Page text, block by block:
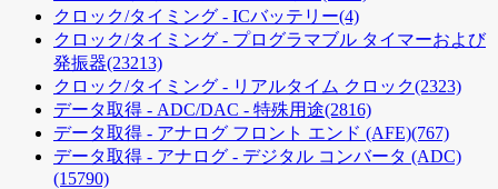
クロック/タイミング - ICバッテリー(4)
クロック/タイミング - プログラマブル タイマーおよび
発振器(23213)
クロック/タイミング - リアルタイム クロック(2323)
データ取得 - ADC/DAC - 特殊用途(2816)
データ取得 - アナログ フロント エンド (AFE)(767)
データ取得 - アナログ - デジタル コンバータ (ADC)
(15790)